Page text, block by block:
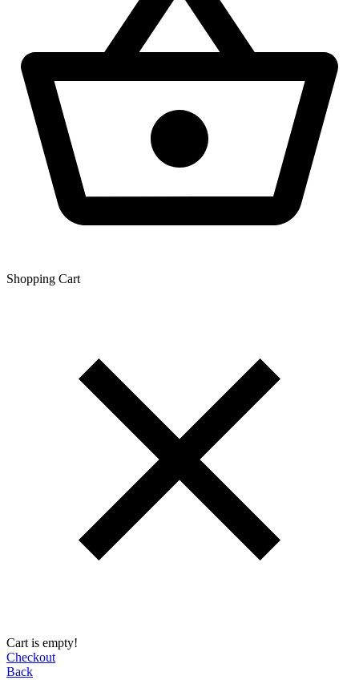
Shopping Сart
Cart is empty!
Checkout
Back